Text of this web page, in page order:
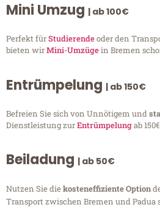
Mini Umzug | ab 100€
Perfekt fürStudierendeoder den
bieten wirMini-Umzügein Bremen
Entrümpelung | ab 150€
Befreien Sie sich von Unnötigem und
Dienstleistung zurEntrümpelungab
Beiladung | ab 50€
Nutzen Sie diekosteneffiziente Option
Transport zwischen Bremen und Padua